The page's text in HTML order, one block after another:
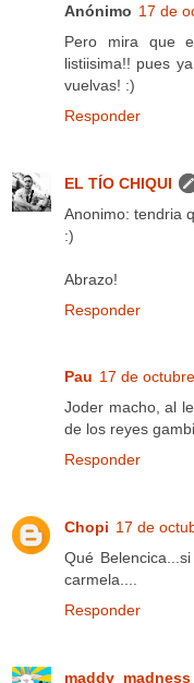
Anónimo 17 de
Pero mira que
listiisima!! pues
vuelvas! :)
Responder
EL TÍO CHIQUI
Anonimo: tendria
:)
Abrazo!
Responder
Pau 17 de
Joder macho, al
de los reyes
Responder
Chopi 17 de
Qué
carmela....
Responder
maddy_madness